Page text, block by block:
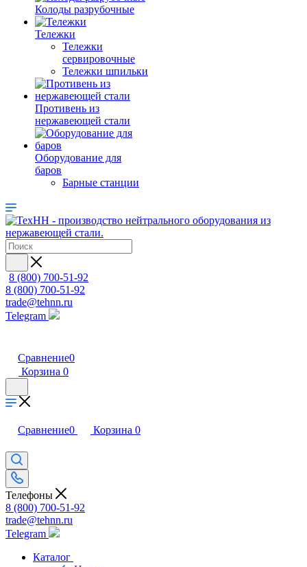
Колоды разрубочные
Тележки
Тележки
сервировочные
Тележки шпильки
Противень из
нержавеющей стали
Оборудование для
баров
Барные станции
8 (800) 700-51-92
8 (800) 700-51-92
trade@tehnn.ru
Telegram
Сравнение0
Корзина 0
Сравнение0 Корзина 0
Телефоны
8 (800) 700-51-92
trade@tehnn.ru
Telegram
Каталог